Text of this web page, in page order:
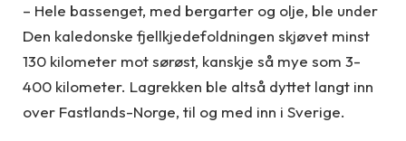
– Hele bassenget, med bergarter og olje, ble under
Den kaledonske fjellkjedefoldningen skjøvet minst
130 kilometer mot sørøst, kanskje så mye som 3-
400 kilometer. Lagrekken ble altså dyttet langt inn
over Fastlands-Norge, til og med inn i Sverige.